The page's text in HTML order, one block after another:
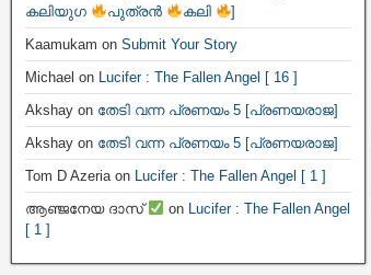
കലിയുഗ
പുത്രൻ കലി
]
Kaamukam on Submit Your Story
Michael on Lucifer : The Fallen Angel [ 16 ]
Akshay on തേടി വന്ന പ്രണയം 5 [പ്രണയരാജ]
Akshay on തേടി വന്ന പ്രണയം 5 [പ്രണയരാജ]
Tom D Azeriaon Lucifer : The Fallen Angel [ 1 ]
ആഞ്ജനേയ ദാസ്
on Lucifer : The Fallen Angel
[ 1 ]